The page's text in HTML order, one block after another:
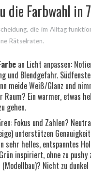
die Farbwahl in
die im Alltag
Rätselraten.
an Licht anpassen:
und Blendgefahr.
meide Weiß/Glanz und
Raum? Ein warmer, etwas
gehen.
Fokus und Zahlen?
unterstützen
sehr helles, entspanntes
inspiriert, ohne zu pushy
Nicht zu